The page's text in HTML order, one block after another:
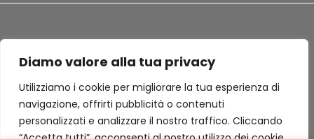
Diamo valore alla tua privacy
Utilizziamo i cookie per migliorare la tua esperienza di
navigazione, offrirti pubblicità o contenuti
personalizzati e analizzare il nostro traffico. Cliccando